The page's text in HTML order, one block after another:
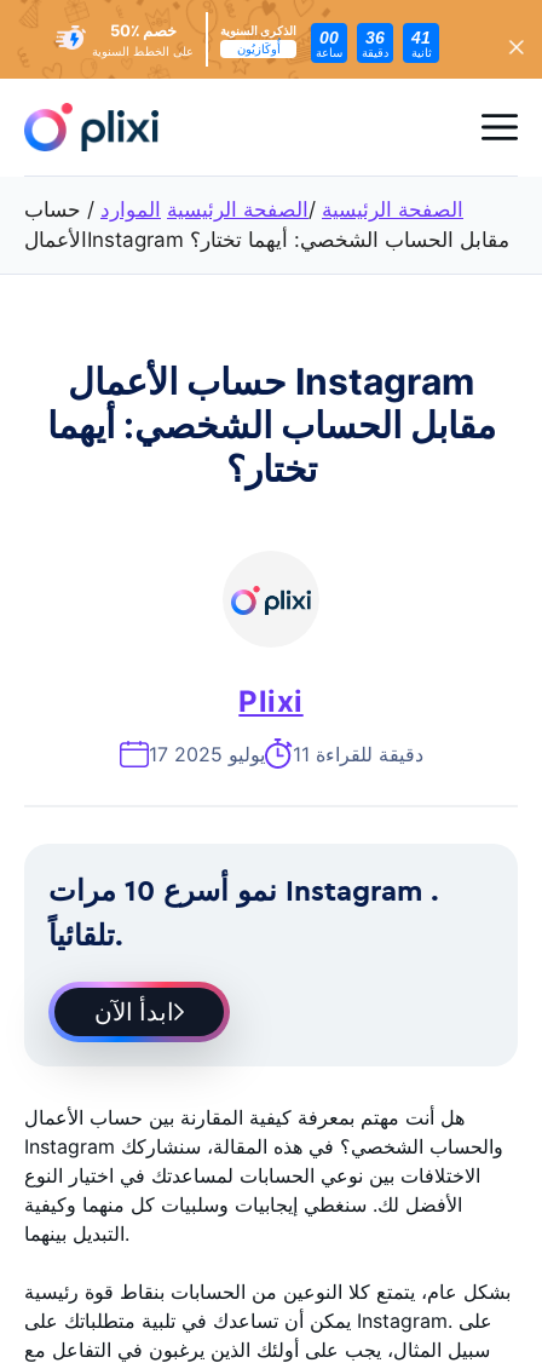
إلى
المحتوى
خصم ٪50
على الخطط السنوية
الذكرى السنوية
أُوكَازيُون
00
ساعة
36
دقيقة
39
ثانية
الصفحة الرئيسية / الصفحة الرئيسية الموارد / حساب
الأعمالInstagram مقابل الحساب الشخصي: أيهما تختار؟
حساب الأعمال Instagram
مقابل الحساب الشخصي: أيهما
تختار؟
Plixi
17 يوليو 2025 11 دقيقة للقراءة
نمو أسرع 10 مرات Instagram .
تلقائياً.
ابدأ الآن
هل أنت مهتم بمعرفة كيفية المقارنة بين حساب الأعمال
Instagram والحساب الشخصي؟ في هذه المقالة، سنشاركك
الاختلافات بين نوعي الحسابات لمساعدتك في اختيار النوع
الأفضل لك. سنغطي إيجابيات وسلبيات كل منهما وكيفية
التبديل بينهما.
بشكل عام، يتمتع كلا النوعين من الحسابات بنقاط قوة رئيسية
يمكن أن تساعدك في تلبية متطلباتك على Instagram. على
سبيل المثال، يجب على أولئك الذين يرغبون في التفاعل مع